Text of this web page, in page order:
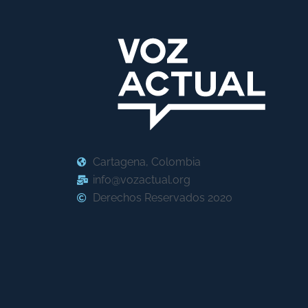
Cartagena, Colombia
info@vozactual.org
Derechos Reservados 2020